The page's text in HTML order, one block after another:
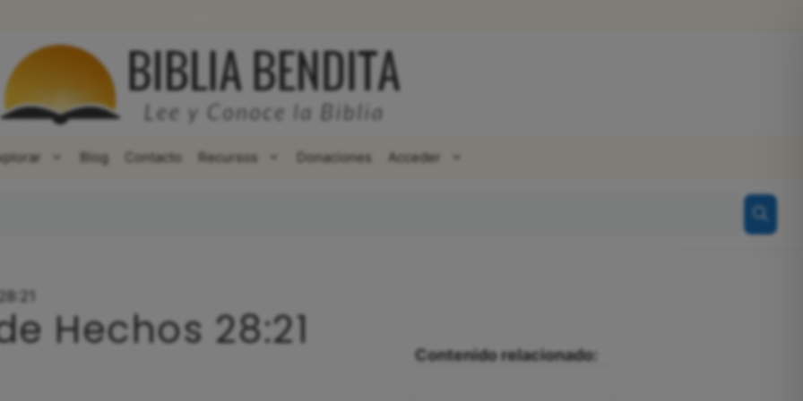
Blog Contacto Recursos Donaciones Acceder
Hechos 28:21 Contenido relacionado: